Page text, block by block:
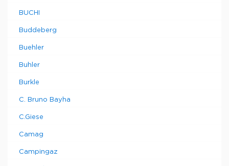
BUCHI
Buddeberg
Buehler
Buhler
Burkle
C. Bruno Bayha
C.Giese
Camag
Campingaz